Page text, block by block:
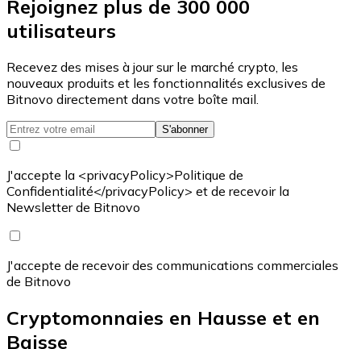
Rejoignez plus de 300 000
utilisateurs
Recevez des mises à jour sur le marché crypto, les
nouveaux produits et les fonctionnalités exclusives de
Bitnovo directement dans votre boîte mail.
S'abonner
J'accepte la <privacyPolicy>Politique de
Confidentialité</privacyPolicy> et de recevoir la
Newsletter de Bitnovo
J'accepte de recevoir des communications commerciales
de Bitnovo
Cryptomonnaies en Hausse et en
Baisse